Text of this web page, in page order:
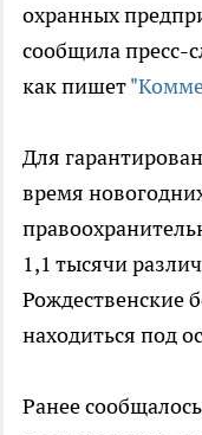
охранных
сообщила пресс-
как пишет
Для
время
1,1 тысячи
Рождественские
находиться под
Ранее